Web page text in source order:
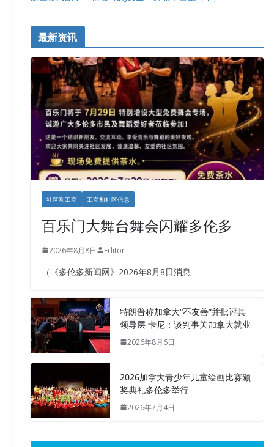
最新资讯
社区和工商 工商和社区信息
百乐门大舞台舞会闪耀多伦多
2026年8月8日 Editor
（《多伦多新闻网》2026年8月8日消息
特朗普称加拿大“不友善”并批评其
领导层 卡尼：谈判事关加拿大就业
2026年8月6日
2026加拿大青少年儿童绘画比赛颁
奖典礼多伦多举行
2026年7月4日